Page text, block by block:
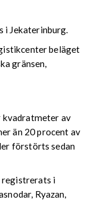
i Jekaterinburg.
beläget
gränsen,
av
än 20 procent av
förstörts sedan
registrerats i
Ryazan,